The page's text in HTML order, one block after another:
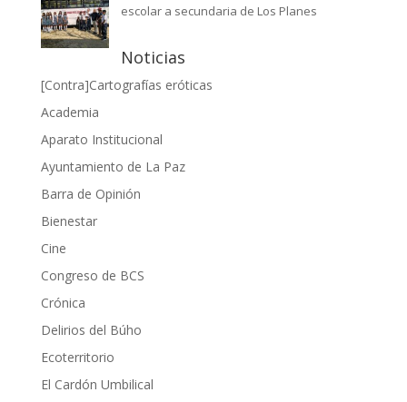
escolar a secundaria de Los Planes
Noticias
[Contra]Cartografías eróticas
Academia
Aparato Institucional
Ayuntamiento de La Paz
Barra de Opinión
Bienestar
Cine
Congreso de BCS
Crónica
Delirios del Búho
Ecoterritorio
El Cardón Umbilical